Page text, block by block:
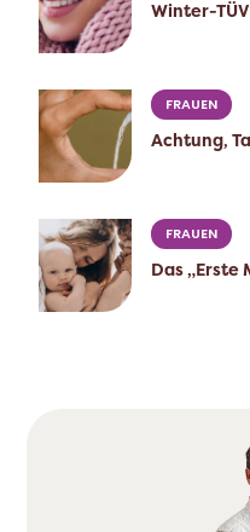
Winter-
FRAUEN
Achtung,
FRAUEN
Das „Erste